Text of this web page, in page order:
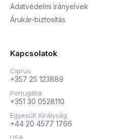
Adatvédelmi irányelvek
Árukár-biztosítás
Kapcsolatok
Ciprus
+357 25 123889
Portugália
+351 30 0528110
Egyesült Királyság
+44 20 4577 1766